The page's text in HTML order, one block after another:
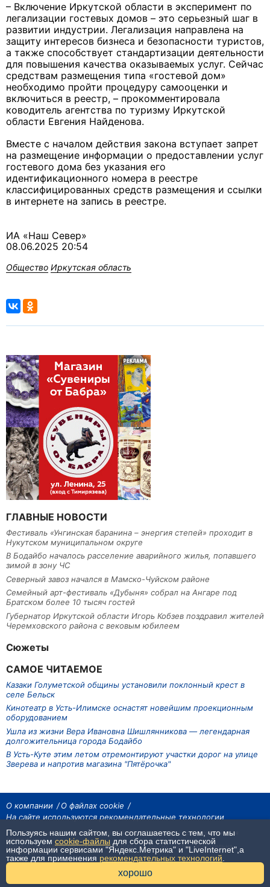
– Включение Иркутской области в эксперимент по
легализации гостевых домов – это серьезный шаг в
развитии индустрии. Легализация направлена на
защиту интересов бизнеса и безопасности туристов,
а также способствует стандартизации деятельности
для повышения качества оказываемых услуг. Сейчас
средствам размещения типа «гостевой дом»
необходимо пройти процедуру самооценки и
включиться в реестр, – прокомментировала
ководитель агентства по туризму Иркутской
области Евгения Найденова.
Вместе с началом действия закона вступает запрет
на размещение информации о предоставлении услуг
гостевого дома без указания его
идентификационного номера в реестре
классифицированных средств размещения и ссылки
в интернете на запись в реестре.
ИА «Наш Север»
08.06.2025 20:54
Общество Иркутская область
ГЛАВНЫЕ НОВОСТИ
Фестиваль «Унгинская баранина – энергия степей» проходит в
Нукутском муниципальном округе
В Бодайбо началось расселение аварийного жилья, попавшего
зимой в зону ЧС
Северный завоз начался в Мамско-Чуйском районе
Семейный арт-фестиваль «Дубыня» собрал на Ангаре под
Братском более 10 тысяч гостей
Губернатор Иркутской области Игорь Кобзев поздравил жителей
Черемховского района с вековым юбилеем
Сюжеты
САМОЕ ЧИТАЕМОЕ
Казаки Голуметской общины установили поклонный крест в
селе Бельск
Кинотеатр в Усть-Илимске оснастят новейшим проекционным
оборудованием
Ушла из жизни Вера Ивановна Шишлянникова — легендарная
долгожительница города Бодайбо
В Усть-Куте этим летом отремонтируют участки дорог на улице
Зверева и напротив магазина "Пятёрочка"
О компании
О файлах cookie
На сайте используются рекомендательные технологии
На сайте размещаются материалы ИА «Наш Север». Все права охраняются
законом.
При использовании материалов агентства на других сайтах, обязательна
гиперссылка.
Пользуясь нашим сайтом, вы соглашаетесь с тем, что мы
используем cookie-файлы для сбора статистической
информации сервисами "Яндекс.Метрика" и "LiveInternet",а
также для применения рекомендательных технологий
хорошо